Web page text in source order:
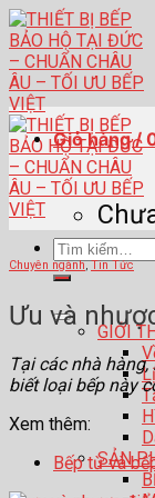
Skip
to
content
Tìm
kiếm:
GIỚI
SẢN
Giỏ hàng /
Chuyên ngành,Tin Tức
Ưu và
Tại các nhà
biết loại bếp này
Xem thêm:
Bếp từ và